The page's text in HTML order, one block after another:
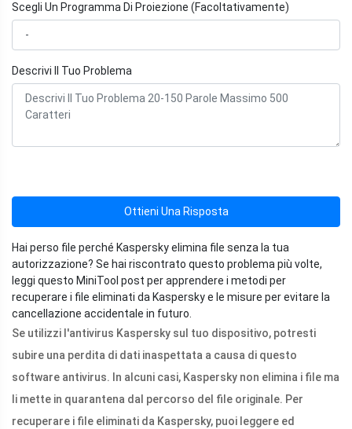
Scegli Un Programma Di Proiezione (Facoltativamente)
Descrivi Il Tuo Problema
Ottieni Una Risposta
Hai perso file perché Kaspersky elimina file senza la tua
autorizzazione? Se hai riscontrato questo problema più volte,
leggi questo MiniTool post per apprendere i metodi per
recuperare i file eliminati da Kaspersky e le misure per evitare la
cancellazione accidentale in futuro.
Se utilizzi l'antivirus Kaspersky sul tuo dispositivo, potresti
subire una perdita di dati inaspettata a causa di questo
software antivirus. In alcuni casi, Kaspersky non elimina i file ma
li mette in quarantena dal percorso del file originale. Per
recuperare i file eliminati da Kaspersky, puoi leggere ed